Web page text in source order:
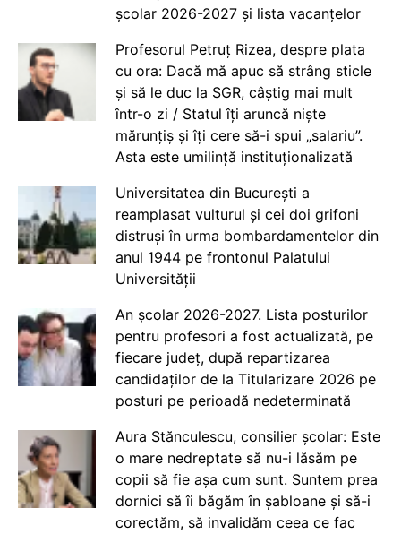
școlar 2026-2027 și lista vacanțelor
Profesorul Petruț Rizea, despre plata
cu ora: Dacă mă apuc să strâng sticle
și să le duc la SGR, câștig mai mult
într-o zi / Statul îți aruncă niște
mărunțiș și îți cere să-i spui „salariu”.
Asta este umilință instituționalizată
Universitatea din București a
reamplasat vulturul și cei doi grifoni
distruși în urma bombardamentelor din
anul 1944 pe frontonul Palatului
Universității
An școlar 2026-2027. Lista posturilor
pentru profesori a fost actualizată, pe
fiecare județ, după repartizarea
candidaților de la Titularizare 2026 pe
posturi pe perioadă nedeterminată
Aura Stănculescu, consilier școlar: Este
o mare nedreptate să nu-i lăsăm pe
copii să fie așa cum sunt. Suntem prea
dornici să îi băgăm în șabloane și să-i
corectăm, să invalidăm ceea ce fac